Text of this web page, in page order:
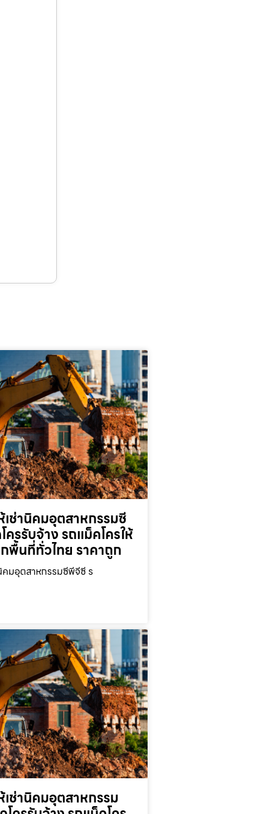
เช่านิคมอุตสาหกรรมซี
รรับจ้าง รถแม็คโครให้
กพื้นที่ทั่วไทย ราคาถูก
คมอุตสาหกรรมซีพีจีซี ร
เช่านิคมอุตสาหกรรม